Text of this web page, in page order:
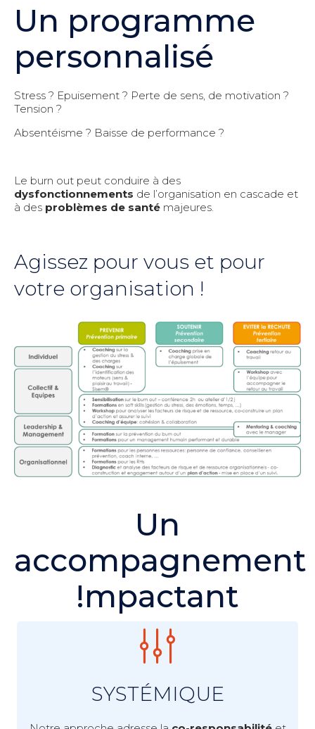
Un programme
personnalisé
Stress ? Epuisement ? Perte de sens, de motivation ?
Tension ?
Absentéisme ? Baisse de performance ?
Le burn out peut conduire à des
dysfonctionnements de l’organisation en cascade et
à des problèmes de santé majeures.
Agissez pour vous et pour
votre organisation !
Un
accompagnement
!mpactant
SYSTÉMIQUE